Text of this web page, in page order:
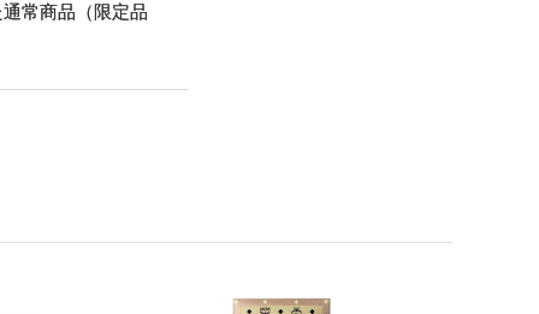
常商品（限定品